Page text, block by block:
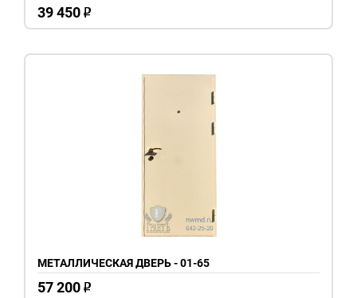
39 450 o
МЕТАЛЛИЧЕСКАЯ ДВЕРЬ - 01-65
57 200 o